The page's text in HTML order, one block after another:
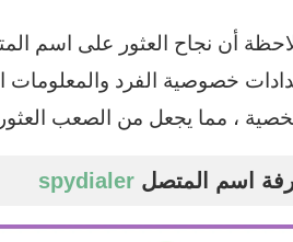
أن نجاح العثور على اسم
خصوصية الفرد والمعلومات
، مما يجعل من الصعب
اسم المتصلspydialer